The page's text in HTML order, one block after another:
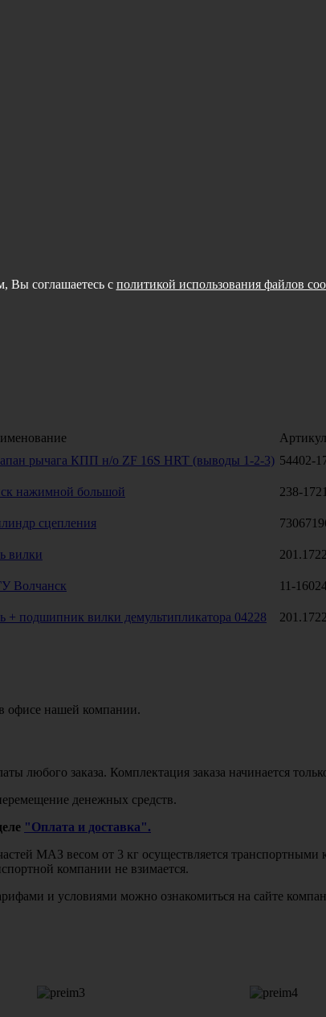
Артикул
рычага КПП н/о ZF 16S HRT (выводы 1-2-3) 54402-
нажимной большой 238-
сцепления
вилки
Волчанск 11-
+ подшипник вилки демультипликатора 04228
офисе нашей компании.
любого заказа. Комплектация заказа начинается
денежных средств.
"Оплата и доставка".
МАЗ весом от 3 кг осуществляется
компании не взимается.
и условиями можно ознакомиться на сайте
Вы соглашаетесь с политикой использования файлов